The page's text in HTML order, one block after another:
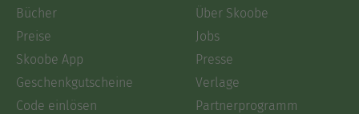
Bücher
Preise
Skoobe App
Geschenkgutscheine
Code einlösen
Über Skoobe
Jobs
Presse
Verlage
Partnerprogramm